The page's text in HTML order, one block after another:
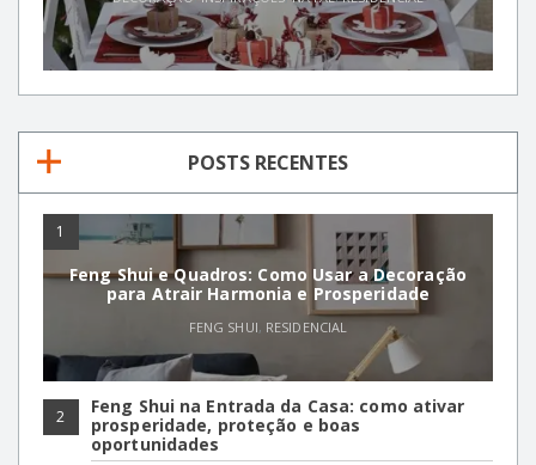
POSTS RECENTES
1
Feng Shui e Quadros: Como Usar a Decoração
para Atrair Harmonia e Prosperidade
FENG SHUI, RESIDENCIAL
2
Feng Shui na Entrada da Casa: como ativar
prosperidade, proteção e boas
oportunidades